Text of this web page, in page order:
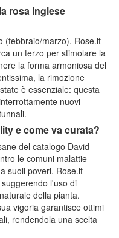
rosa inglese
(febbraio/marzo). Rose.it
un terzo per stimolare la
la forma armoniosa del
la rimozione
è essenziale: questa
nuovi
e come va curata?
del catalogo David
le comuni malattie
suoli poveri. Rose.it
l'uso di
della pianta.
vigoria garantisce ottimi
rendendola una scelta